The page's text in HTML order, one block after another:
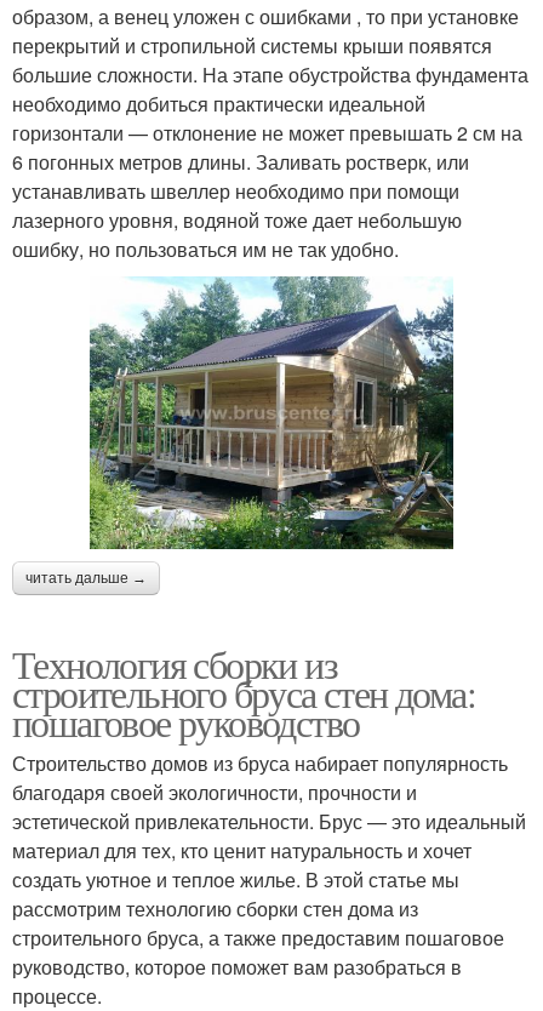
образом, а венец уложен с ошибками , то при установке
перекрытий и стропильной системы крыши появятся
большие сложности. На этапе обустройства фундамента
необходимо добиться практически идеальной
горизонтали — отклонение не может превышать 2 см на
6 погонных метров длины. Заливать ростверк, или
устанавливать швеллер необходимо при помощи
лазерного уровня, водяной тоже дает небольшую
ошибку, но пользоваться им не так удобно.
читать дальше →
Технология сборки из
строительного бруса стен дома:
пошаговое руководство
Строительство домов из бруса набирает популярность
благодаря своей экологичности, прочности и
эстетической привлекательности. Брус — это идеальный
материал для тех, кто ценит натуральность и хочет
создать уютное и теплое жилье. В этой статье мы
рассмотрим технологию сборки стен дома из
строительного бруса, а также предоставим пошаговое
руководство, которое поможет вам разобраться в
процессе.